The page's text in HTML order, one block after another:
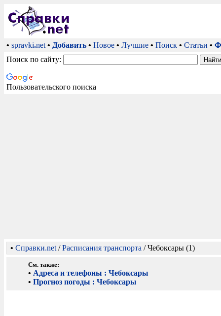
• spravki.net • Добавить • Новое • Лучшие • Поиск • Статьи •
Поиск по сайту:
Пользовательского поиска
• Справки.net /Расписания транспорта / Чебоксары (1)
См. также:
• Адреса и телефоны : Чебоксары
•Прогноз погоды : Чебоксары